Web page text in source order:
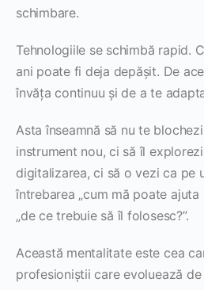
schimbare.
Tehnologiile se schimbă rapid.
ani poate fi deja depășit. De
învăța continuu și de a te
Asta înseamnă să nu te
instrument nou, ci să îl
digitalizarea, ci să o vezi ca pe
întrebarea „cum mă poate ajuta
„de ce trebuie să îl folosesc?”.
Această mentalitate este cea
profesioniștii care evoluează